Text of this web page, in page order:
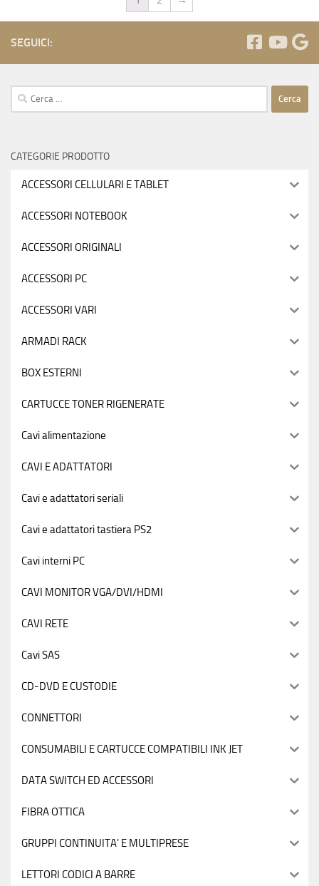
SEGUICI:
Ricerca
per:
CATEGORIE PRODOTTO
ACCESSORI CELLULARI E TABLET
ACCESSORI NOTEBOOK
ACCESSORI ORIGINALI
ACCESSORI PC
ACCESSORI VARI
ARMADI RACK
BOX ESTERNI
CARTUCCE TONER RIGENERATE
Cavi alimentazione
CAVI E ADATTATORI
Cavi e adattatori seriali
Cavi e adattatori tastiera PS2
Cavi interni PC
CAVI MONITOR VGA/DVI/HDMI
CAVI RETE
Cavi SAS
CD-DVD E CUSTODIE
CONNETTORI
CONSUMABILI E CARTUCCE COMPATIBILI INK JET
DATA SWITCH ED ACCESSORI
FIBRA OTTICA
GRUPPI CONTINUITA' E MULTIPRESE
LETTORI CODICI A BARRE